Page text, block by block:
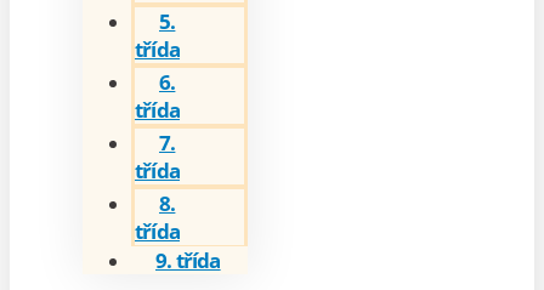
5.
třída
6.
třída
7.
třída
8.
třída
9. třída